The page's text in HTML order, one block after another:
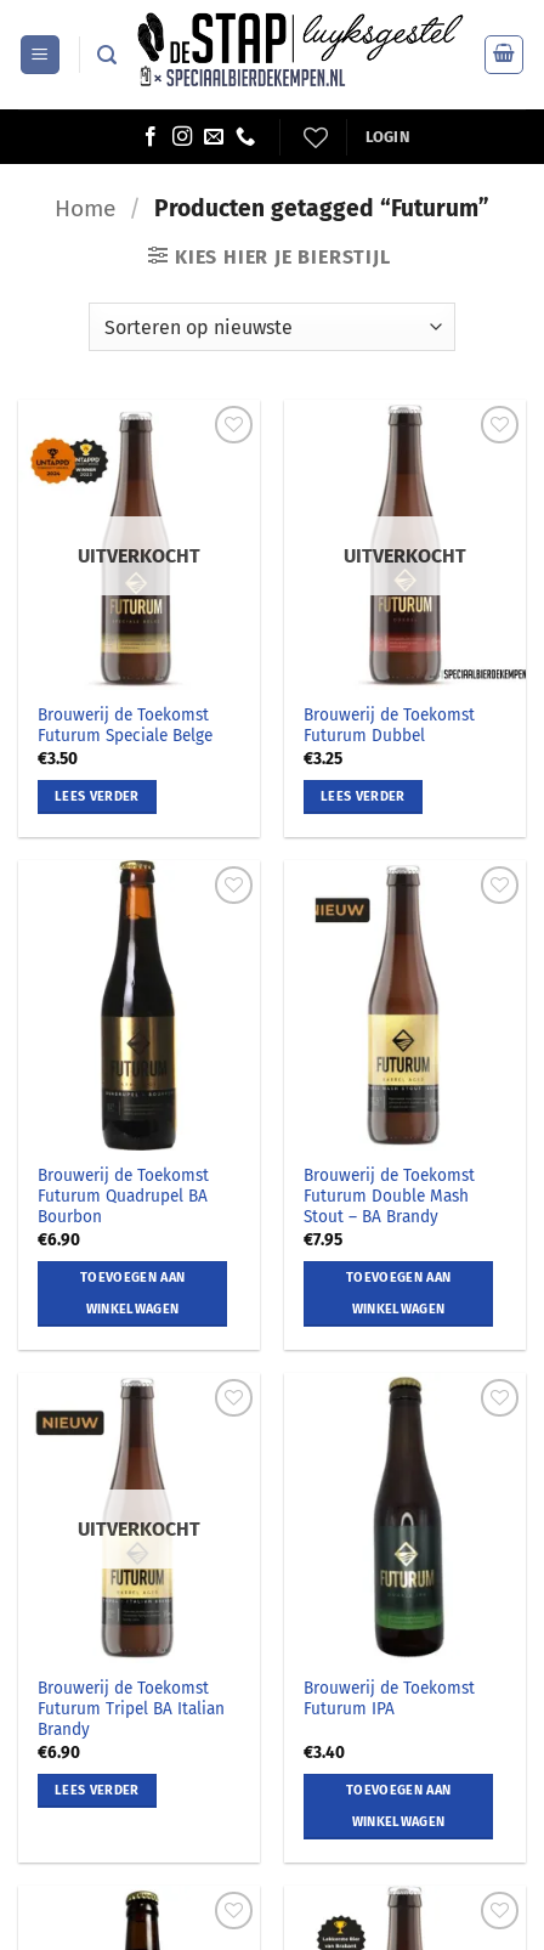
naar
inhoud
LOGIN
Home / Producten getagged “Futurum”
KIES HIER JE BIERSTIJL
UITVERKOCHT
Brouwerij de Toekomst
Futurum Speciale Belge
€3.50
LEES VERDER
UITVERKOCHT
Brouwerij de Toekomst
Futurum Dubbel
€3.25
LEES VERDER
Brouwerij de Toekomst
Futurum Quadrupel BA
Bourbon
€6.90
TOEVOEGEN AAN
WINKELWAGEN
Brouwerij de Toekomst
Futurum Double Mash
Stout – BA Brandy
€7.95
TOEVOEGEN AAN
WINKELWAGEN
UITVERKOCHT
Brouwerij de Toekomst
Futurum Tripel BA Italian
Brandy
€6.90
LEES VERDER
Brouwerij de Toekomst
Futurum IPA
€3.40
TOEVOEGEN AAN
WINKELWAGEN